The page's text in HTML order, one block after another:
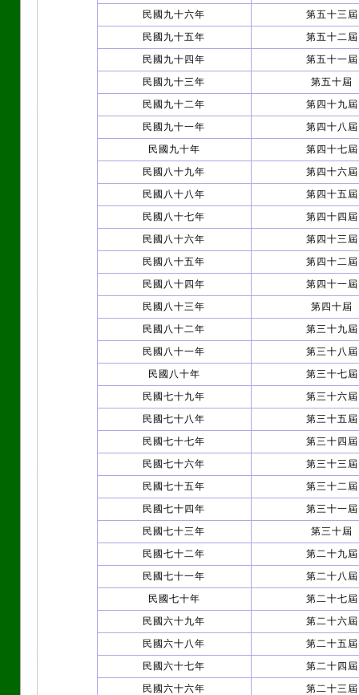
民國九十六年
第五十三屆
民國九十五年
第五十二屆
民國九十四年
第五十一屆
民國九十三年
第五十屆
民國九十二年
第四十九屆
民國九十一年
第四十八屆
民國九十年
第四十七屆
民國八十九年
第四十六屆
民國八十八年
第四十五屆
民國八十七年
第四十四屆
民國八十六年
第四十三屆
民國八十五年
第四十二屆
民國八十四年
第四十一屆
民國八十三年
第四十屆
民國八十二年
第三十九屆
民國八十一年
第三十八屆
民國八十年
第三十七屆
民國七十九年
第三十六屆
民國七十八年
第三十五屆
民國七十七年
第三十四屆
民國七十六年
第三十三屆
民國七十五年
第三十二屆
民國七十四年
第三十一屆
民國七十三年
第三十屆
民國七十二年
第二十九屆
民國七十一年
第二十八屆
民國七十年
第二十七屆
民國六十九年
第二十六屆
民國六十八年
第二十五屆
民國六十七年
第二十四屆
民國六十六年
第二十三屆